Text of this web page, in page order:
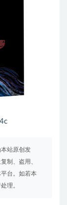
站原创发
制、盗用、
台。如若本
理。